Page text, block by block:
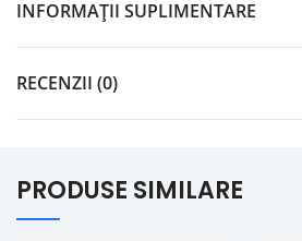
INFORMAȚII SUPLIMENTARE
RECENZII (0)
PRODUSE SIMILARE